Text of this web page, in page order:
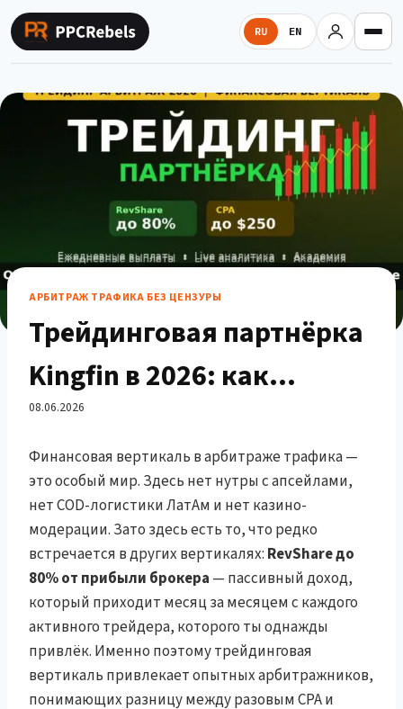
Перейти
содержимому
RU EN
АРБИТРАЖ ТРАФИКА БЕЗ ЦЕНЗУРЫ
Трейдинговая партнёрка
Kingfin в 2026: как
зарабатывать на
RevShare до 80% и CPA до
$250 через Google Ads с
аккаунтами PPC Rebels
08.06.2026
Финансовая вертикаль в арбитраже трафика —
это особый мир. Здесь нет нутры с апсейлами,
нет COD-логистики ЛатАм и нет казино-
модерации. Зато здесь есть то, что редко
встречается в других вертикалях: RevShare до
80% от прибыли брокера — пассивный доход,
который приходит месяц за месяцем с каждого
активного трейдера, которого ты однажды
привлёк. Именно поэтому трейдинговая
вертикаль привлекает опытных арбитражников,
понимающих разницу между разовым CPA и